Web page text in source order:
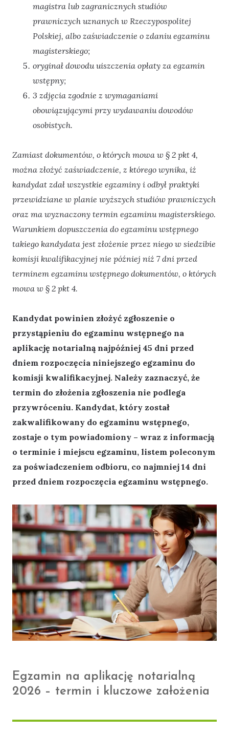
magistra lub zagranicznych studiów
prawniczych uznanych w Rzeczypospolitej
Polskiej, albo zaświadczenie o zdaniu egzaminu
magisterskiego;
oryginał dowodu uiszczenia opłaty za egzamin
wstępny;
3 zdjęcia zgodnie z wymaganiami
obowiązującymi przy wydawaniu dowodów
osobistych.
Zamiast dokumentów, o których mowa w § 2 pkt 4,
można złożyć zaświadczenie, z którego wynika, iż
kandydat zdał wszystkie egzaminy i odbył praktyki
przewidziane w planie wyższych studiów prawniczych
oraz ma wyznaczony termin egzaminu magisterskiego.
Warunkiem dopuszczenia do egzaminu wstępnego
takiego kandydata jest złożenie przez niego w siedzibie
komisji kwalifikacyjnej nie później niż 7 dni przed
terminem egzaminu wstępnego dokumentów, o których
mowa w § 2 pkt 4.
Kandydat powinien złożyć zgłoszenie o
przystąpieniu do egzaminu wstępnego na
aplikację notarialną najpóźniej 45 dni przed
dniem rozpoczęcia niniejszego egzaminu do
komisji kwalifikacyjnej. Należy zaznaczyć, że
termin do złożenia zgłoszenia nie podlega
przywróceniu. Kandydat, który został
zakwalifikowany do egzaminu wstępnego,
zostaje o tym powiadomiony – wraz z informacją
o terminie i miejscu egzaminu, listem poleconym
za poświadczeniem odbioru, co najmniej 14 dni
przed dniem rozpoczęcia egzaminu wstępnego.
Egzamin na aplikację notarialną
2026 – termin i kluczowe założenia